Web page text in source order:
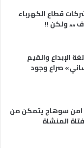
قطاع الكهرباء
ولكن !!
الإبداع والقيم
صراع وجود
.. امن سوهاج يتمكن من
المنشاة